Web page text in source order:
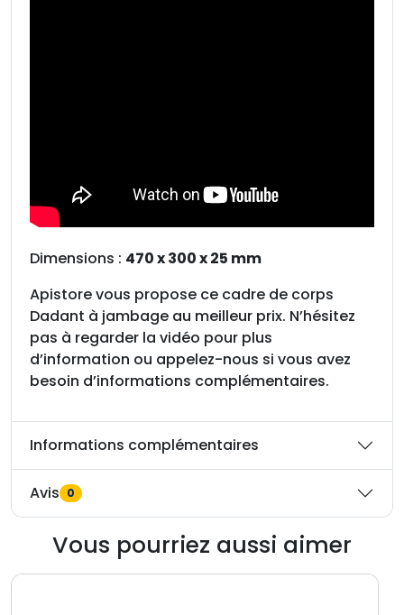
Dimensions : 470 x 300 x 25 mm
Apistore vous propose ce cadre de corps
Dadant à jambage au meilleur prix. N’hésitez
pas à regarder la vidéo pour plus
d’information ou appelez-nous si vous avez
besoin d’informations complémentaires.
Informations complémentaires
Avis 0
Vous pourriez aussi aimer